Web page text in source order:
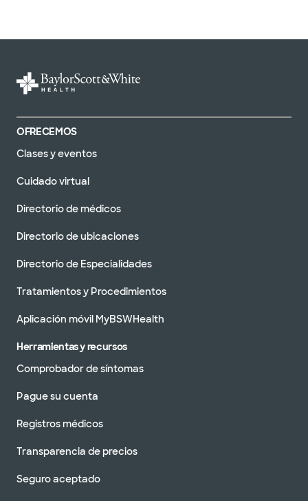
OFRECEMOS
Clases y eventos
Cuidado virtual
Directorio de médicos
Directorio de ubicaciones
Directorio de Especialidades
Tratamientos y Procedimientos
Aplicación móvil MyBSWHealth
Herramientas y recursos
Comprobador de síntomas
Pague su cuenta
Registros médicos
Transparencia de precios
Seguro aceptado